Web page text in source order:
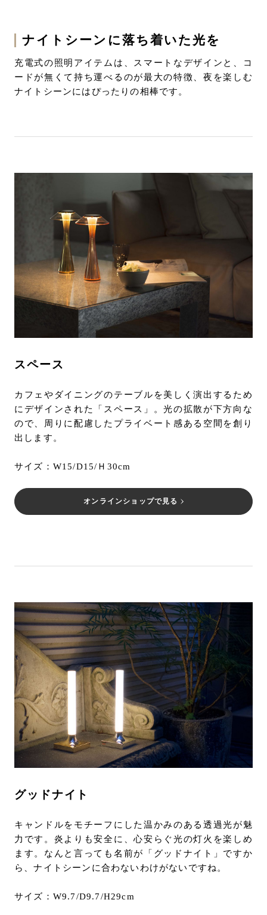
ナイトシーンに落ち着いた光を
充電式の照明アイテムは、スマートなデザインと、コ
ードが無くて持ち運べるのが最大の特徴、夜を楽しむ
ナイトシーンにはぴったりの相棒です。
スペース
カフェやダイニングのテーブルを美しく演出するため
にデザインされた「スペース」。光の拡散が下方向な
ので、周りに配慮したプライベート感ある空間を創り
出します。
サイズ：W15/D15/Ｈ30cm
オンラインショップで見る
グッドナイト
キャンドルをモチーフにした温かみのある透過光が魅
力です。炎よりも安全に、心安らぐ光の灯火を楽しめ
ます。なんと言っても名前が「グッドナイト」ですか
ら、ナイトシーンに合わないわけがないですね。
サイズ：W9.7/D9.7/H29cm